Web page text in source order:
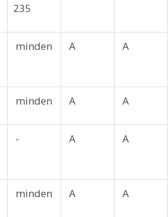
235
minden A A
minden A A
- A A
minden A A